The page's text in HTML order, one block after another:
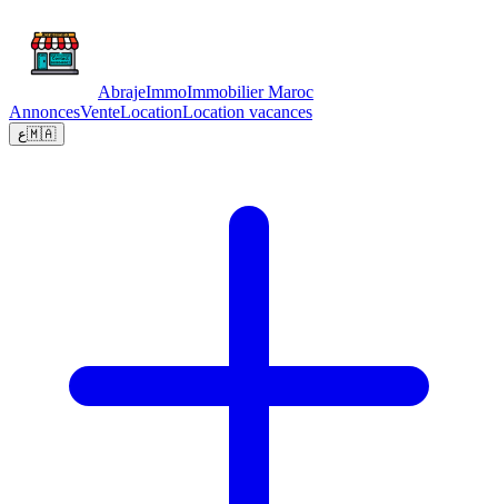
AbrajeImmoImmobilier Maroc
AnnoncesVenteLocationLocation vacances
ع🇲🇦